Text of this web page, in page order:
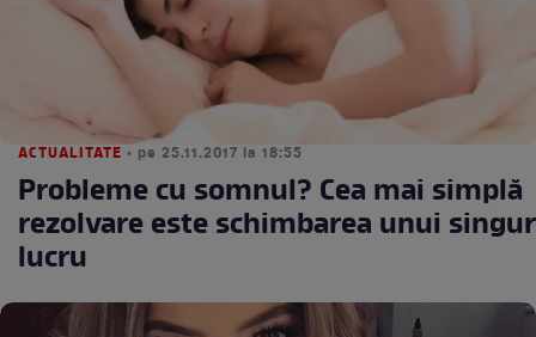
ACTUALITATE • pe 25.11.2017 la 18:55
Probleme cu somnul? Cea mai simplă
rezolvare este schimbarea unui singur
lucru